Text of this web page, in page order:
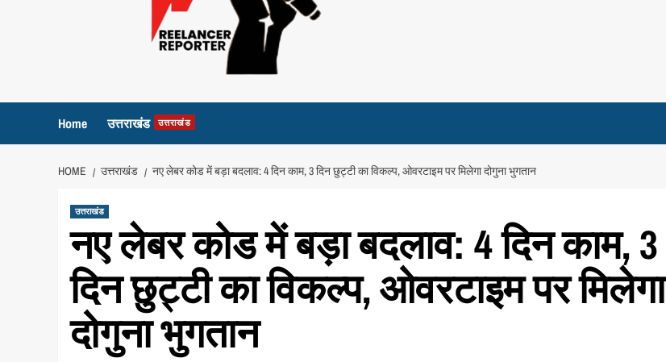
Home उत्तराखंड उत्तराखंड
HOME उत्तराखंड नए लेबर कोड में बड़ा बदलाव: 4 दिन काम, 3 दिन छुट्टी का विकल्प, ओवरटाइम पर मिलेगा दोगुना भुगतान
उत्तराखंड
नए लेबर कोड में बड़ा बदलाव: 4 दिन काम, 3
दिन छुट्टी का विकल्प, ओवरटाइम पर मिलेगा
दोगुना भुगतान